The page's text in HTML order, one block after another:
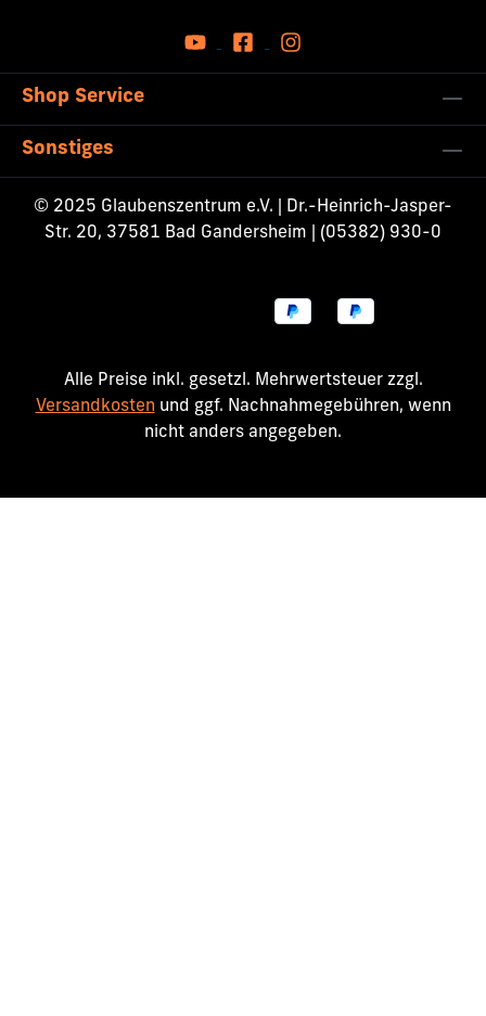
Shop Service
Sonstiges
© 2025 Glaubenszentrum e.V. | Dr.-Heinrich-Jasper-
Str. 20, 37581 Bad Gandersheim | (05382) 930-0
Alle Preise inkl. gesetzl. Mehrwertsteuer zzgl.
Versandkosten und ggf. Nachnahmegebühren, wenn
nicht anders angegeben.